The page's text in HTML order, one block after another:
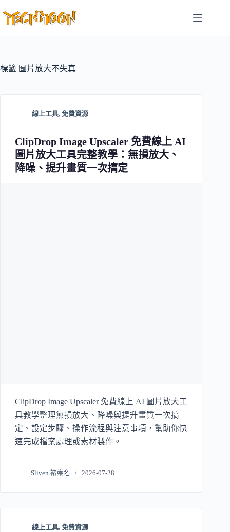
至
容
標籤 圖片放大不失真
線上工具, 免費資源
ClipDrop Image Upscaler 免費線上 AI
圖片放大工具完整教學：無損放大、
降噪、提升畫質一次搞定
ClipDrop Image Upscaler 免費線上 AI 圖片放大工
具教學整理無損放大、降噪與提升畫質一次搞
定、設定步驟、操作流程與注意事項，幫助你快
速完成檔案處理或素材製作。
Sliven 褚崇名 2026-07-28
線上工具, 免費資源